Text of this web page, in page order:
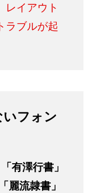
レイアウト
ラブルが起
フォン
有澤行書」
麗流隷書」